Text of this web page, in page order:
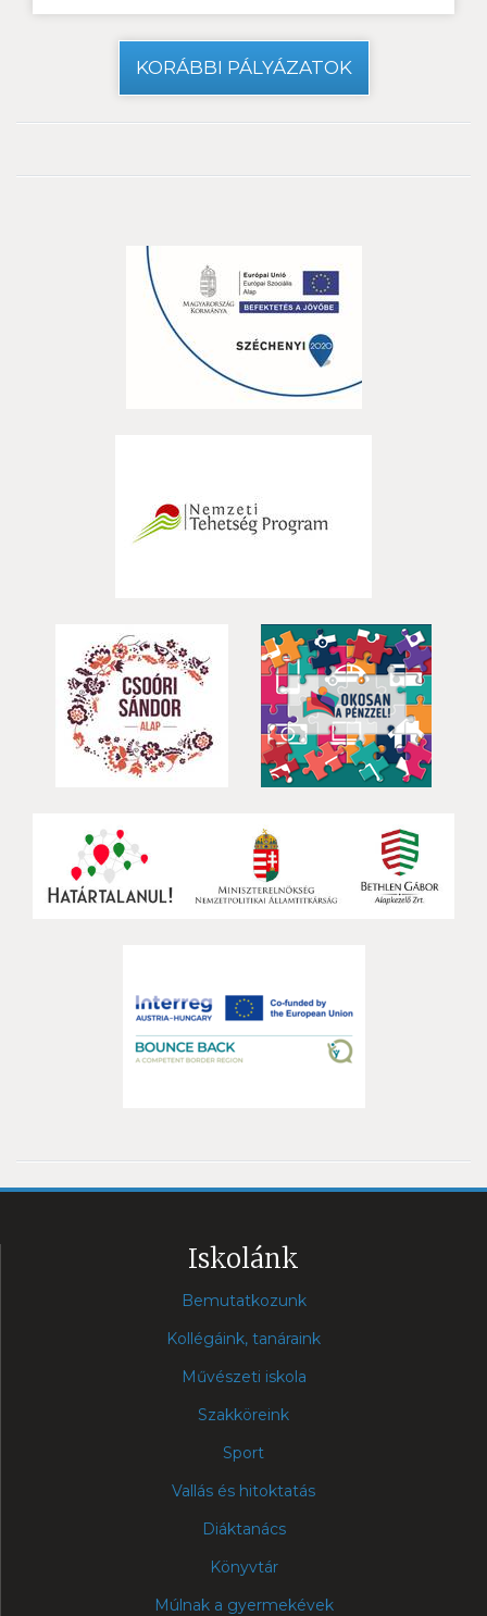
KORÁBBI PÁLYÁZATOK
Iskolánk
Bemutatkozunk
Kollégáink, tanáraink
Művészeti iskola
Szakköreink
Sport
Vallás és hitoktatás
Diáktanács
Könyvtár
Múlnak a gyermekévek